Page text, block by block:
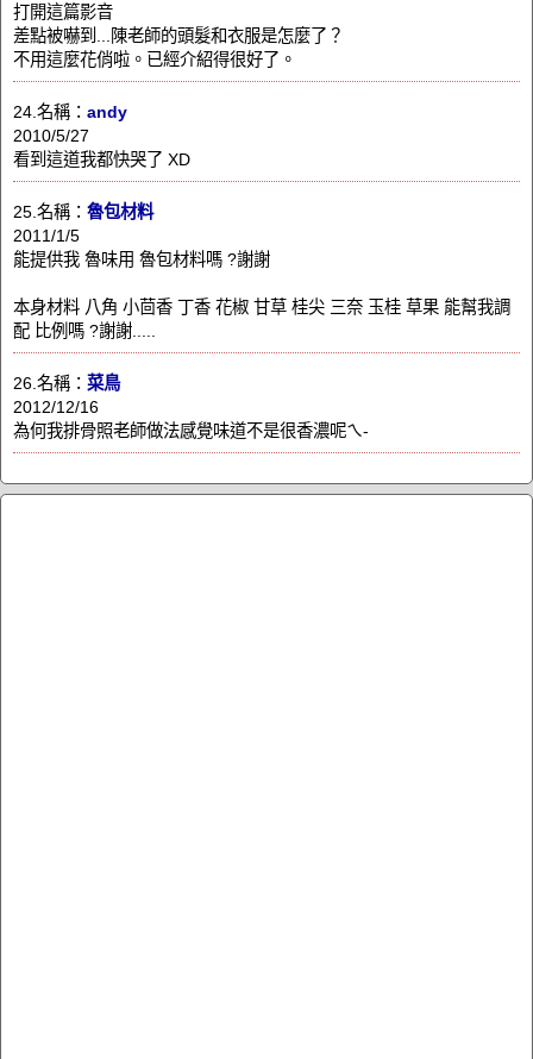
打開這篇影音
差點被嚇到...陳老師的頭髮和衣服是怎麼了？
不用這麼花俏啦。已經介紹得很好了。
24.名稱： andy
2010/5/27
看到這道我都快哭了 XD
25.名稱： 魯包材料
2011/1/5
能提供我 魯味用 魯包材料嗎 ?謝謝
本身材料 八角 小茴香 丁香 花椒 甘草 桂尖 三奈 玉桂 草果 能幫我調
配 比例嗎 ?謝謝.....
26.名稱： 菜鳥
2012/12/16
為何我排骨照老師做法感覺味道不是很香濃呢ㄟ-